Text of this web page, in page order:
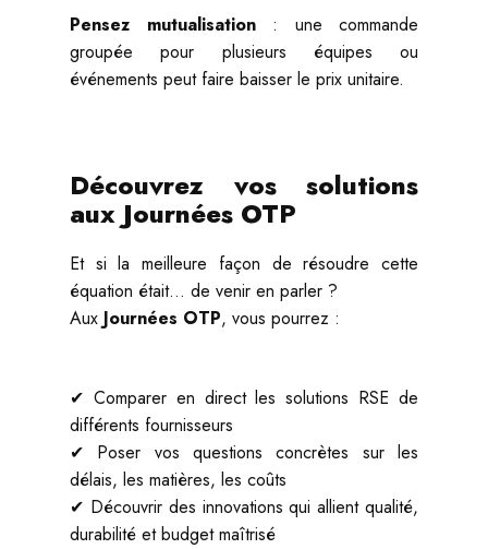
Pensez mutualisation: une commande
groupée pour plusieurs équipes ou
événements peut faire baisser le prix unitaire.
Découvrez vos solutions
aux Journées OTP
Et si la meilleure façon de résoudre cette
équation était… de venir en parler ?
Aux Journées OTP, vous pourrez :
✔ Comparer en direct les solutions RSE de
différents fournisseurs
✔ Poser vos questions concrètes sur les
délais, les matières, les coûts
✔ Découvrir des innovations qui allient qualité,
durabilité et budget maîtrisé